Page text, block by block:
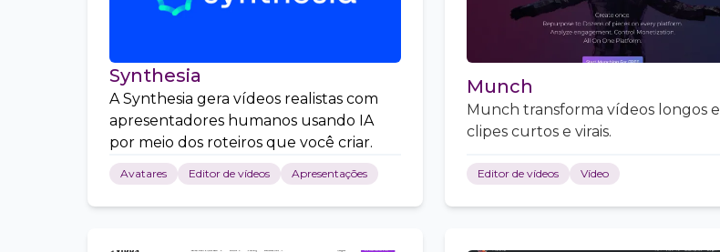
Synthesia
A Synthesia gera vídeos realistas com
apresentadores humanos usando IA
por meio dos roteiros que você criar.
Avatares Editor de vídeos Apresentações
Munch
Munch transforma vídeos longos
clipes curtos e virais.
Editor de vídeos Vídeo